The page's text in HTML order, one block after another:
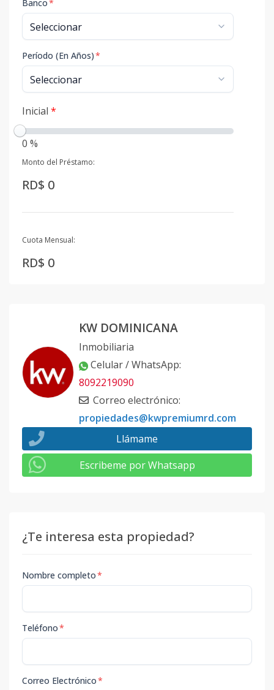
Banco*
Período (En Años)*
Inicial *
0 %
Monto del Préstamo:
RD$ 0
Cuota Mensual:
RD$ 0
KW DOMINICANA
Inmobiliaria
Celular / WhatsApp:
8092219090
Correo electrónico:
propiedades@kwpremiumrd.com
Llámame
Escribeme por Whatsapp
¿Te interesa esta propiedad?
Nombre completo*
Teléfono*
Correo Electrónico*